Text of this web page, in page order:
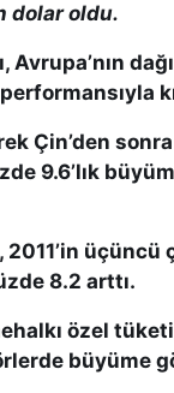
dolar oldu.
Çin’den sonra
9.6’lık
üçüncü
8.2 arttı.
özel
büyüme